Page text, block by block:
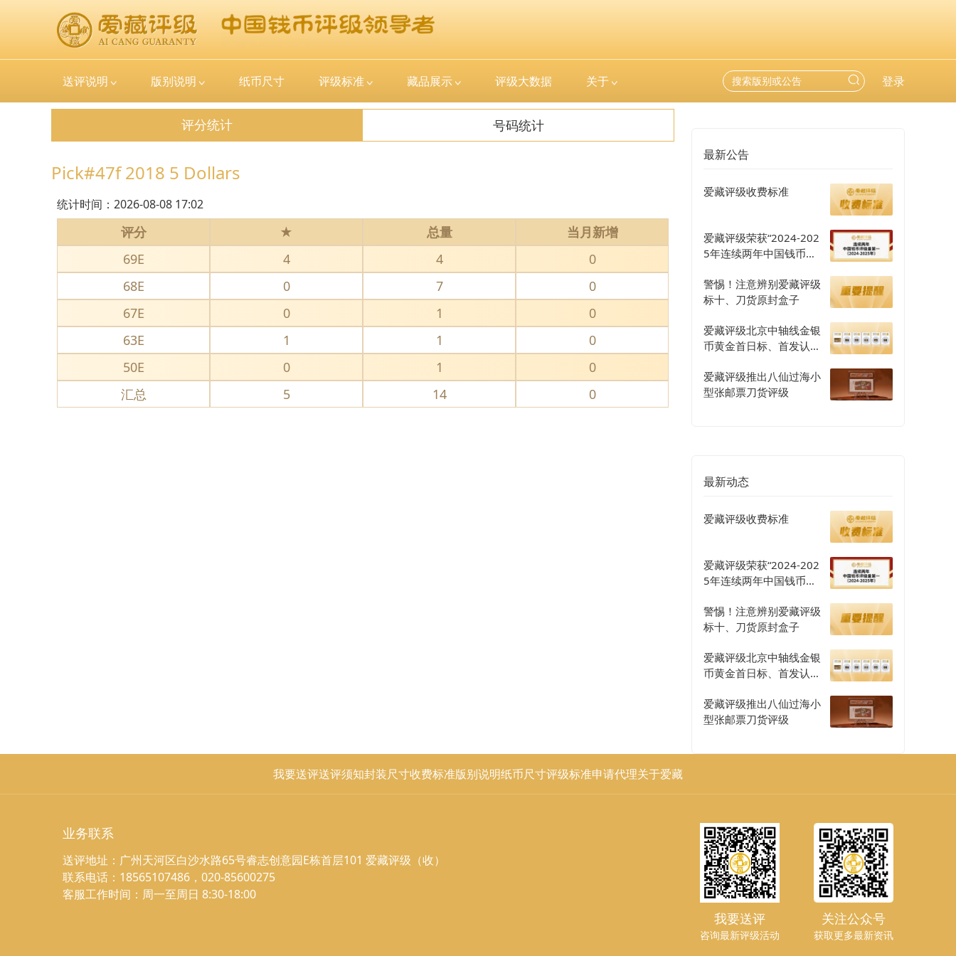
送评说明 版别说明 纸币尺寸 评级标准 藏品展示 评级大数据 关于 登录
评分统计 号码统计
Pick#47f 2018 5 Dollars
统计时间： 2026-08-08 17:02
评分 ★ 总量
当月新增
69E
4 4
0
68E
0 7
0
67E
0 1
0
63E
1 1
0
50E
0 1
0
汇总
5 14 0
最新公告
爱藏评级收费标准
爱藏评级荣获“2024-202
5年连续两年中国钱币评
警惕！注意辨别爱藏评级
标十、刀货原封盒子
爱藏评级北京中轴线金银
币黄金首日标、首发认证
爱藏评级推出八仙过海小
型张邮票刀货评级
最新动态
爱藏评级收费标准
爱藏评级荣获“2024-202
5年连续两年中国钱币评
警惕！注意辨别爱藏评级
标十、刀货原封盒子
爱藏评级北京中轴线金银
币黄金首日标、首发认证
爱藏评级推出八仙过海小
型张邮票刀货评级
我要送评送评须知封装尺寸收费标准版别说明纸币尺寸评级标准申请代理关于爱藏
业务联系
送评地址：广州天河区白沙水路65号睿志创意园E栋首层101 爱藏评级（收）
联系电话：18565107486，020-85600275
客服工作时间：周一至周日 8:30-18:00
我要送评
咨询最新评级活动
关注公众号
获取更多最新资讯